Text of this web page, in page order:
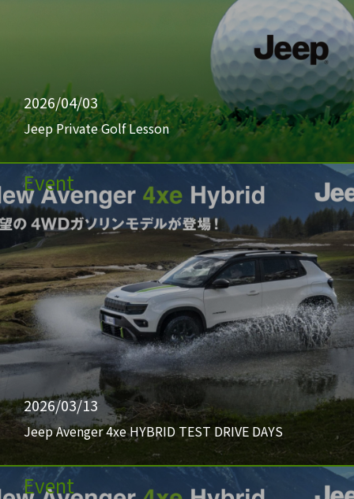
2026/04/03
Jeep Private Golf Lesson
Event
2026/03/13
Jeep Avenger 4xe HYBRID TEST DRIVE DAYS
Event